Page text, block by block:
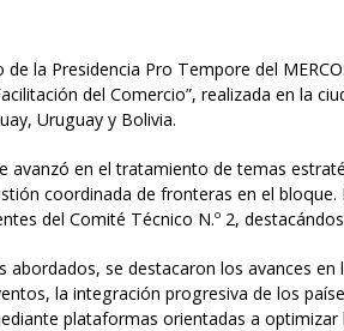
la Presidencia Pro Tempore del
del Comercio”, realizada en la
Uruguay y Bolivia.
avanzó en el tratamiento de temas
coordinada de fronteras en el
del Comité Técnico N.º 2,
abordados, se destacaron los avances
la integración progresiva de los
plataformas orientadas a